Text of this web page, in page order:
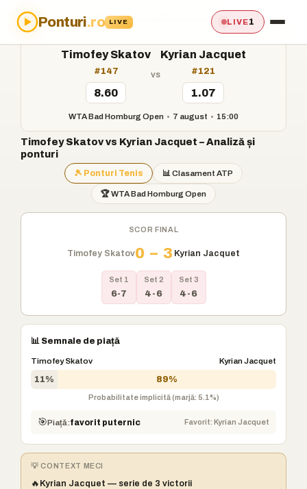
Ponturi.ro LIVE LIVE1
Acasă›Ponturi›Timofey Skatov vs Kyrian Jacquet
Timofey Skatov
#147
8.60
vs
Kyrian Jacquet
#121
1.07
WTA Bad Homburg Open • 7 august • 15:00
Timofey Skatov vs Kyrian Jacquet – Analiză și
ponturi
🎾 Ponturi Tenis 📊 Clasament ATP
🏆 WTA Bad Homburg Open
SCOR FINAL
Timofey Skatov0 – 3 Kyrian Jacquet
Set 1
6-7
Set 2
4-6
Set 3
4-6
📊 Semnale de piață
Timofey Skatov Kyrian Jacquet
11% 89%
Probabilitate implicită (marjă: 5.1%)
🎯Piață:favorit puternic Favorit: Kyrian Jacquet
💡 CONTEXT MECI
🔥 Kyrian Jacquet — serie de 3 victorii